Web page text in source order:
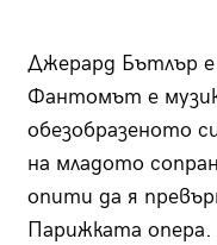
Джерард Бътлър е
Фантомът е
обезобразеното
на младото
опити да я
Парижката